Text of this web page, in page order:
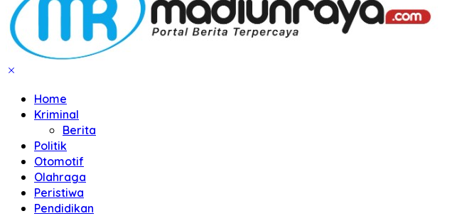
Home
Kriminal
Berita
Politik
Otomotif
Olahraga
Peristiwa
Pendidikan